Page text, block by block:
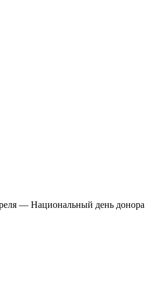
— Национальный день донора